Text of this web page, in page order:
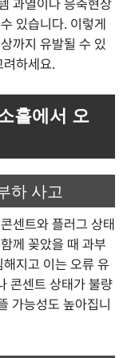
과열이나 응축현상
있습니다. 이렇게
까지 유발될 수 있
하세요.
홀에서 오
하 사고
센트와 플러그 상태
께 꽂았을 때 과부
지고 이는 오류 유
콘센트 상태가 불량
가능성도 높아집니